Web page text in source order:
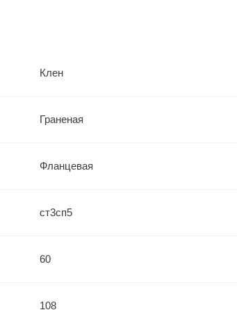
Клен
Граненая
Фланцевая
ст3сп5
60
108